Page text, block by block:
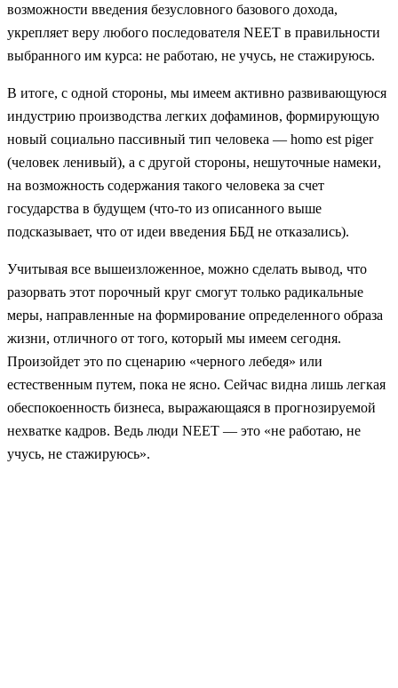
возможности введения безусловного базового дохода,
укрепляет веру любого последователя NEET в правильности
выбранного им курса: не работаю, не учусь, не стажируюсь.
В итоге, с одной стороны, мы имеем активно развивающуюся
индустрию производства легких дофаминов, формирующую
новый социально пассивный тип человека — homo est piger
(человек ленивый), а с другой стороны, нешуточные намеки,
на возможность содержания такого человека за счет
государства в будущем (что-то из описанного выше
подсказывает, что от идеи введения ББД не отказались).
Учитывая все вышеизложенное, можно сделать вывод, что
разорвать этот порочный круг смогут только радикальные
меры, направленные на формирование определенного образа
жизни, отличного от того, который мы имеем сегодня.
Произойдет это по сценарию «черного лебедя» или
естественным путем, пока не ясно. Сейчас видна лишь легкая
обеспокоенность бизнеса, выражающаяся в прогнозируемой
нехватке кадров. Ведь люди NEET — это «не работаю, не
учусь, не стажируюсь».